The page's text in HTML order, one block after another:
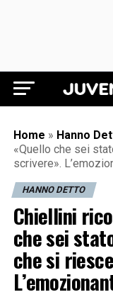
Home » Hanno
«Quello che sei
scrivere».
HANNO DETTO
Chiellini
che sei
che si